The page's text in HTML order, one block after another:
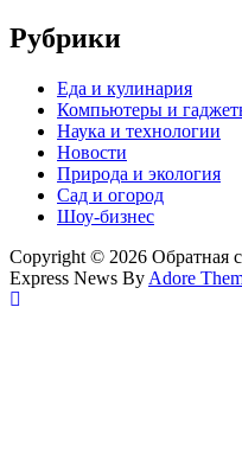
Рубрики
Еда и кулинария
Компьютеры и
Наука и технологии
Новости
Природа и экология
Сад и огород
Шоу-бизнес
Copyright © 2026 Обратная
Express News By Adore